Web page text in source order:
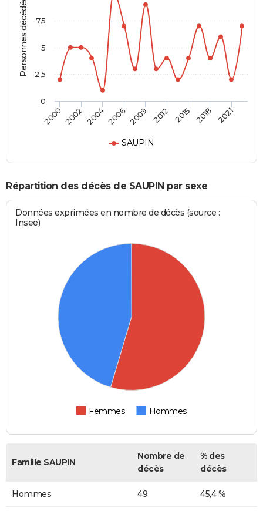
Personnes décédées
SAUPIN
2000 2002 200420062009 2012 2015 2018 2021
0
2,5
5
7,5
Répartition des décès de SAUPIN par sexe
Données exprimées en nombre de décès (source :
Insee)
Femmes Hommes
Famille SAUPIN
Nombre de
décès
% des
décès
Hommes 49 45,4 %